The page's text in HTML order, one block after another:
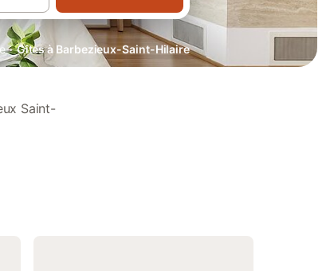
· Gîtes à Barbezieux-Saint-Hilaire
Saint-